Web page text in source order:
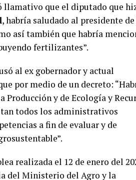
llamativo que el diputado que
, habría saludado al presidente
así también que habría
fertilizantes”.
al ex gobernador y actual
por medio de un decreto:
y de Ecología y
todos los administrativos
a fin de evaluar y de
realizada el 12 de enero del
del Ministerio del Agro y la